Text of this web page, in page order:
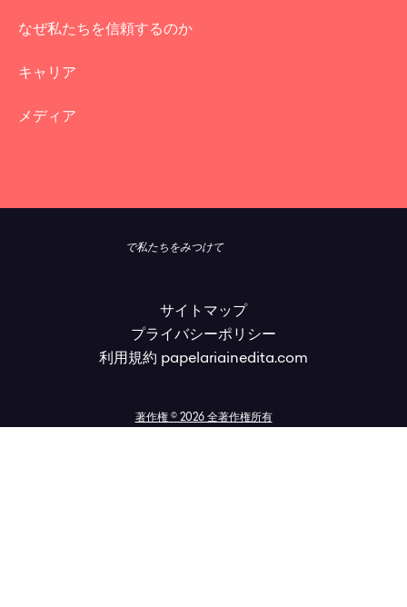
なぜ私たちを信頼するのか
キャリア
メディア
サイトマップ
プライバシーポリシー
利用規約 papelariainedita.com
で私たちをみつけて
著作権 © 2026 全著作権所有